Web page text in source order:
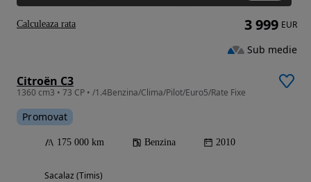
Citroën C3
1360 cm3 • 73 CP • /1.4Benzina/Clima/Pilot/Euro5/Rate Fixe
Promovat
175 000 km Benzina 2010
Sacalaz (Timis)
3 999 EUR
Sub medie
Calculeaza rata